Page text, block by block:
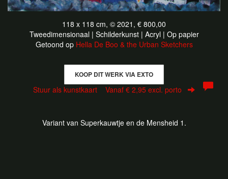
118 x 118 cm, © 2021, € 800,00
Tweedimensionaal | Schilderkunst | Acryl | Op papier
Getoond op Hella De Boo & the Urban Sketchers
KOOP DIT WERK VIA EXTO
Stuur als kunstkaart Vanaf € 2,95 excl. porto
Variant van Superkauwtje en de Mensheid 1.